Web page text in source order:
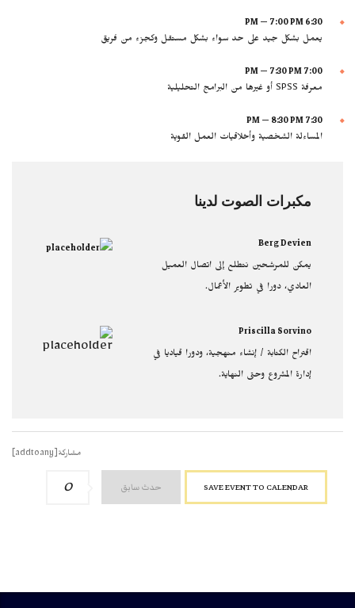
6:30 PM — 7:00 PM
يعمل بشكل جيد على حد سواء بشكل مستقل وكجزء من فريق
7:00 PM — 7:30 PM
معرفة SPSS أو غيرها من البرامج التحليلية
7:30 PM — 8:30 PM
المساءلة الشخصية وأخلاقيات العمل القوية
مكبرات الصوت لدينا
Berg Devien
يمكن للمرشحين نتطلع إلى اتصال العميل
العادي، دورا في تطوير الأعمال.
Priscilla Sorvino
اقتراح الكتابة / إنشاء منهجية، ودورا قياديا في
إدارة المشروع وحتى النهاية.
مشاركة[addtoany]
SAVE EVENT TO CALENDAR حدث سابق 0